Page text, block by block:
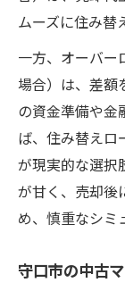
ムーズに住み替
一方、オーバー
場合）は、差額
の資金準備や金
ば、住み替えロ
が現実的な選択
が甘く、売却後
め、慎重なシミ
守口市の中古